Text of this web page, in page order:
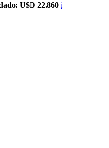
U$D 22.860 i